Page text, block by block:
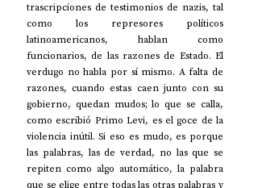
trascripciones de testimonios de nazis, tal
como los represores políticos
latinoamericanos, hablan como
funcionarios, de las razones de Estado. El
verdugo no habla por sí mismo. A falta de
razones, cuando estas caen junto con su
gobierno, quedan mudos; lo que se calla,
como escribió Primo Levi, es el goce de la
violencia inútil. Si eso es mudo, es porque
las palabras, las de verdad, no las que se
repiten como algo automático, la palabra
que se elige entre todas las otras palabras y